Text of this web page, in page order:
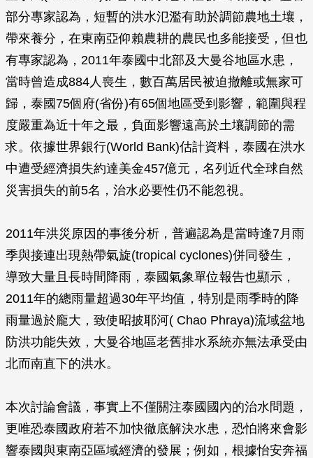
部分專家認為，短暫的洪水氾濫有助於調節農地土壤，
帶來養分，在東南亞仰賴農耕的農民也多能接受，但也
有專家認為，2011年泰國中北部及大曼谷地區水患，
當時曾造成884人喪生，數百萬居民被迫撤離或無家可
歸，泰國75個府(省份)有65個地區受到影響，範圍與程
度嚴重為近十年之最，負面影響遠高於土壤調節的需
求。依據世界銀行(World Bank)估計資料，泰國在洪水
中遭受經濟損失約達美金457億元，名列近代全球自然
災害損失的前5名，治水必要性仍不能忽視。
2011年洪災原因的事後分析，普遍認為是當時逢7月雨
季與接連出現熱帶氣旋(tropical cyclones)併同發生，
導致大量且長時間降雨，泰國氣象單位報告也顯示，
2011年的總雨量超過30年平均值，特別是雨季時的降
雨量過於龐大，致使昭披耶河( Chao Phraya)流域盆地
防洪功能失效，大曼谷地區老舊排水系統亦無法承受由
北而南直下的洪水。
本次討論會議，事實上不僅關注泰國國內的治水問題，
更唯恐泰國政府若不加快徹底解決水患，恐怕將來會影
響泰國與東南亞區域經濟的發展；例如，根據怡安奔福